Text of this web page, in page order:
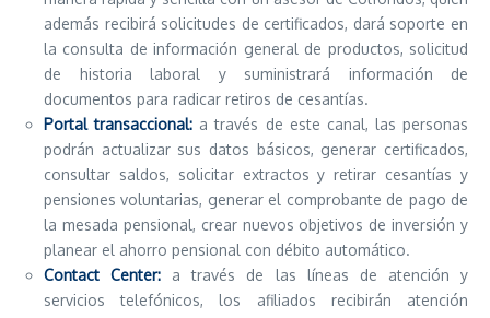
además recibirá solicitudes de certificados, dará soporte en
la consulta de información general de productos, solicitud
de historia laboral y suministrará información de
documentos para radicar retiros de cesantías.
Portal transaccional: a través de este canal, las personas
podrán actualizar sus datos básicos, generar certificados,
consultar saldos, solicitar extractos y retirar cesantías y
pensiones voluntarias, generar el comprobante de pago de
la mesada pensional, crear nuevos objetivos de inversión y
planear el ahorro pensional con débito automático.
Contact Center: a través de las líneas de atención y
servicios telefónicos, los afiliados recibirán atención